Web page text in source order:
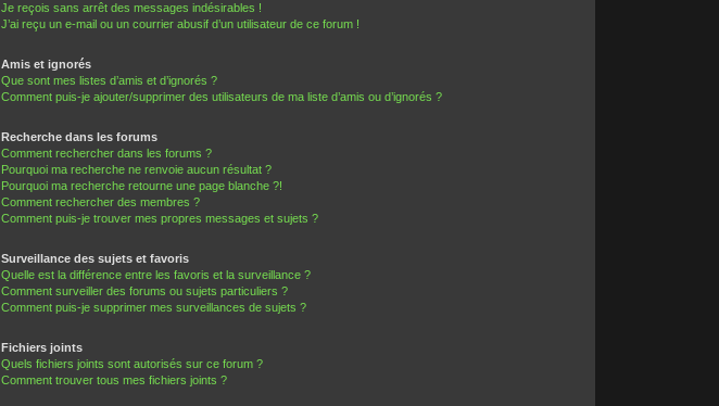
Je reçois sans arrêt des messages indésirables !
J’ai reçu un e-mail ou un courrier abusif d’un utilisateur de ce forum !
Amis et ignorés
Que sont mes listes d’amis et d’ignorés ?
Comment puis-je ajouter/supprimer des utilisateurs de ma liste d’amis ou d’ignorés ?
Recherche dans les forums
Comment rechercher dans les forums ?
Pourquoi ma recherche ne renvoie aucun résultat ?
Pourquoi ma recherche retourne une page blanche ?!
Comment rechercher des membres ?
Comment puis-je trouver mes propres messages et sujets ?
Surveillance des sujets et favoris
Quelle est la différence entre les favoris et la surveillance ?
Comment surveiller des forums ou sujets particuliers ?
Comment puis-je supprimer mes surveillances de sujets ?
Fichiers joints
Quels fichiers joints sont autorisés sur ce forum ?
Comment trouver tous mes fichiers joints ?